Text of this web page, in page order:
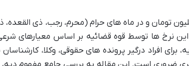
در سال ۱۴۰۲ در ماه های عادی ۹۰۰ میلیون تومان و در ماه های حرام (محرم، رجب، ذی
یافت. این نرخ ها توسط قوه قضائیه بر اساس معیارهای
افراد درگیر پرونده های حقوقی، وکلا،